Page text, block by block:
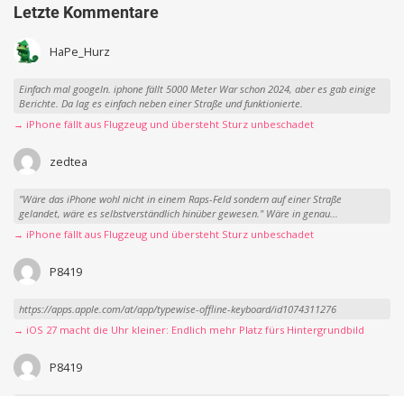
Letzte Kommentare
HaPe_Hurz
Einfach mal googeln. iphone fällt 5000 Meter War schon 2024, aber es gab einige
Berichte. Da lag es einfach neben einer Straße und funktionierte.
→ iPhone fällt aus Flugzeug und übersteht Sturz unbeschadet
zedtea
"Wäre das iPhone wohl nicht in einem Raps-Feld sondern auf einer Straße
gelandet, wäre es selbstverständlich hinüber gewesen." Wäre in genau...
→ iPhone fällt aus Flugzeug und übersteht Sturz unbeschadet
P8419
https://apps.apple.com/at/app/typewise-offline-keyboard/id1074311276
→ iOS 27 macht die Uhr kleiner: Endlich mehr Platz fürs Hintergrundbild
P8419